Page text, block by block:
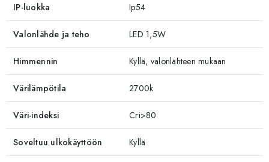
IP-luokka Ip54
Valonlähde ja teho LED 1,5W
Himmennin Kyllä, valonlähteen mukaan
Värilämpötila 2700k
Väri-indeksi Cri>80
Soveltuu ulkokäyttöön Kyllä